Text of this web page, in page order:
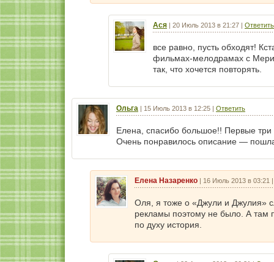
Ася | 20 Июль 2013 в 21:27 | Ответить
все равно, пусть обходят!
фильмах-мелодрамах с
так, что хочется повторять.
Ольга | 15 Июль 2013 в 12:25 | Ответить
Елена, спасибо большое!! Первые
Очень понравилось описание —
Елена Назаренко | 16 Июль 2013 в 03:21
Оля, я тоже о «Джули и Джулия»
рекламы поэтому не было. А там
по духу история.